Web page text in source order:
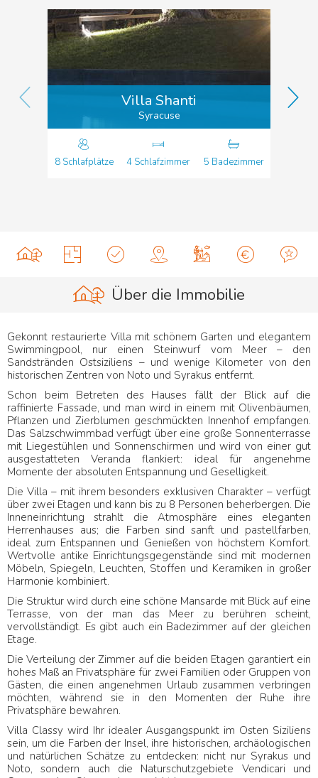
Villa Shanti
Syracuse
8 Schlafplätze 4 Schlafzimmer 5 Badezimmer
Über die Immobilie
Gekonnt restaurierte Villa mit schönem Garten und elegantem
Swimmingpool, nur einen Steinwurf vom Meer – den
Sandstränden Ostsiziliens – und wenige Kilometer von den
historischen Zentren von Noto und Syrakus entfernt.
Schon beim Betreten des Hauses fällt der Blick auf die
raffinierte Fassade, und man wird in einem mit Olivenbäumen,
Pflanzen und Zierblumen geschmückten Innenhof empfangen.
Das Salzschwimmbad verfügt über eine große Sonnenterrasse
mit Liegestühlen und Sonnenschirmen und wird von einer gut
ausgestatteten Veranda flankiert: ideal für angenehme
Momente der absoluten Entspannung und Geselligkeit.
Die Villa – mit ihrem besonders exklusiven Charakter – verfügt
über zwei Etagen und kann bis zu 8 Personen beherbergen. Die
Inneneinrichtung strahlt die Atmosphäre eines eleganten
Herrenhauses aus; die Farben sind sanft und pastellfarben,
ideal zum Entspannen und Genießen von höchstem Komfort.
Wertvolle antike Einrichtungsgegenstände sind mit modernen
Möbeln, Spiegeln, Leuchten, Stoffen und Keramiken in großer
Harmonie kombiniert.
Die Struktur wird durch eine schöne Mansarde mit Blick auf eine
Terrasse, von der man das Meer zu berühren scheint,
vervollständigt. Es gibt auch ein Badezimmer auf der gleichen
Etage.
Die Verteilung der Zimmer auf die beiden Etagen garantiert ein
hohes Maß an Privatsphäre für zwei Familien oder Gruppen von
Gästen, die einen angenehmen Urlaub zusammen verbringen
möchten, während sie in den Momenten der Ruhe ihre
Privatsphäre bewahren.
Villa Classy wird Ihr idealer Ausgangspunkt im Osten Siziliens
sein, um die Farben der Insel, ihre historischen, archäologischen
und natürlichen Schätze zu entdecken: nicht nur Syrakus und
Noto, sondern auch die Naturschutzgebiete Vendicari und